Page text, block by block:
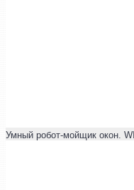
Умный робот-мойщик окон.